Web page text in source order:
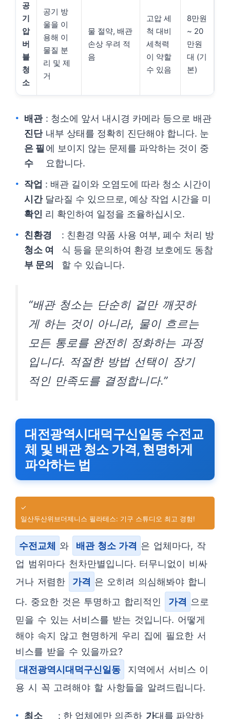
공
기
압
버
블
청
소
공기 방
울을 이
용해 이
물질 분
리 및 제
거
물 절약, 배관
손상 우려 적
음
고압 세
척 대비
세척력
이 약할
수 있음
8만원
~ 20
만원
대 (기
본)
배관
진단
은 필
수
: 청소에 앞서 내시경 카메라 등으로 배관
내부 상태를 정확히 진단해야 합니다. 눈
에 보이지 않는 문제를 파악하는 것이 중
요합니다.
작업
시간
확인
: 배관 길이와 오염도에 따라 청소 시간이
달라질 수 있으므로, 예상 작업 시간을 미
리 확인하여 일정을 조율하십시오.
친환경
청소 여
부 문의
: 친환경 약품 사용 여부, 폐수 처리 방
식 등을 문의하여 환경 보호에도 동참
할 수 있습니다.
“배관 청소는 단순히 겉만 깨끗하
게 하는 것이 아니라, 물이 흐르는
모든 통로를 완전히 정화하는 과정
입니다. 적절한 방법 선택이 장기
적인 만족도를 결정합니다.”
대전광역시대덕구신일동 수전교
체 및 배관 청소 가격, 현명하게
파악하는 법
✓
일산두산위브더제니스 필라테스: 기구 스튜디오 최고 경험!
수전교체 와 배관 청소 가격 은 업체마다, 작
업 범위마다 천차만별입니다. 터무니없이 비싸
거나 저렴한
가격 은 오히려 의심해봐야 합니
다. 중요한 것은 투명하고 합리적인
가격
으로
믿을 수 있는 서비스를 받는 것입니다. 어떻게
해야 속지 않고 현명하게 우리 집에 필요한 서
비스를 받을 수 있을까요?
대전광역시대덕구신일동
지역에서 서비스 이
용 시 꼭 고려해야 할 사항들을 알려드립니다.
최소 : 한 업체에만 의존하 가대를 파악하